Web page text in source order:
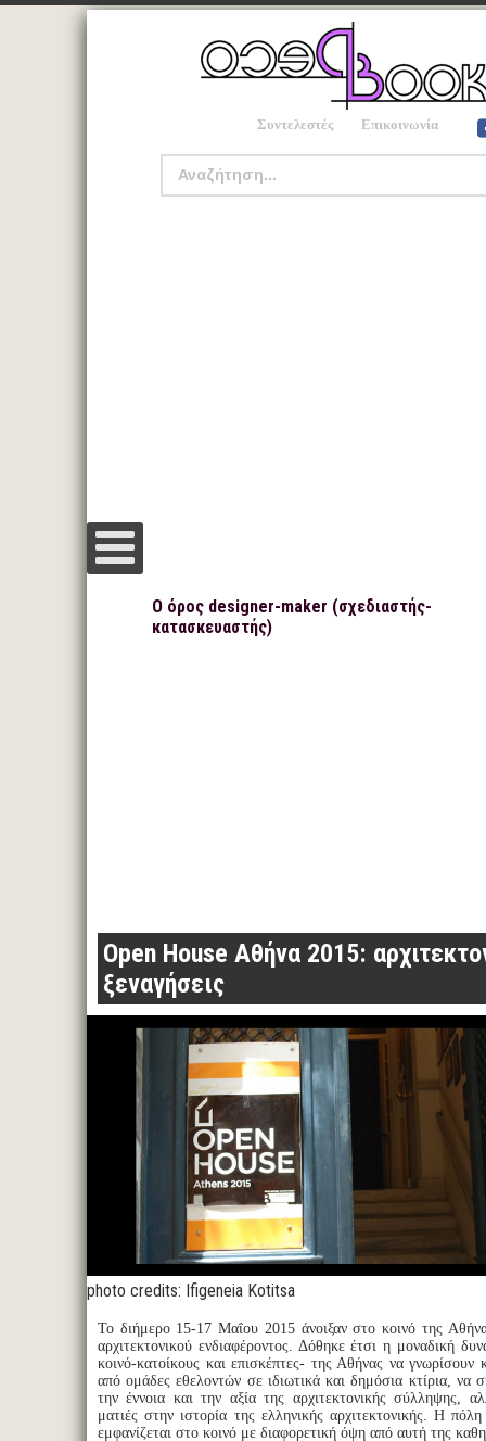
Συντελεστές Επικοινωνία
Ο όρος designer-maker (σχεδιαστής-
κατασκευαστής)
Open House Αθήνα 2015:
ξεναγήσεις
photo credits: Ifigeneia Kotitsa
Το διήμερο 15-17 Μαΐου 2015 άνοιξαν στο κοινό της
αρχιτεκτονικού ενδιαφέροντος. Δόθηκε έτσι η μοναδική
κοινό-κατοίκους και επισκέπτες- της Αθήνας να γνωρίσουν
από ομάδες εθελοντών σε ιδιωτικά και δημόσια κτίρια, να
την έννοια και την αξία της αρχιτεκτονικής σύλληψης,
ματιές στην ιστορία της ελληνικής αρχιτεκτονικής. Η
εμφανίζεται στο κοινό με διαφορετική όψη από αυτή της